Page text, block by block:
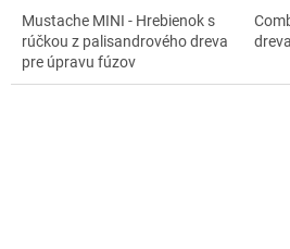
Mustache MINI - Hrebienok s
rúčkou z palisandrového dreva
pre úpravu fúzov